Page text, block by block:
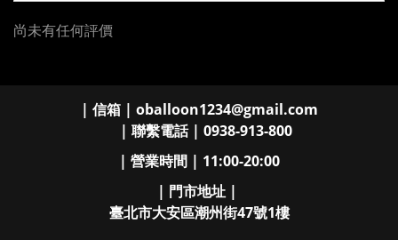
尚未有任何評價
| 信箱 | oballoon1234@gmail.com
| 聯繫電話 | 0938-913-800
| 營業時間 | 11:00-20:00
| 門市地址 |
臺北市大安區潮州街47號1樓